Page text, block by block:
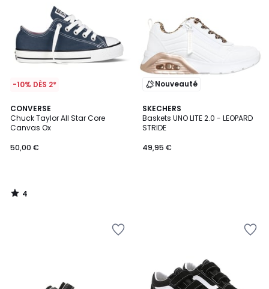
-10% DÈS 2*
CONVERSE
Chuck Taylor All Star Core
Canvas Ox
50,00 €
4
/
5
4
/
Nouveauté
SKECHERS
Baskets UNO LITE 2.0 - LEOPARD
STRIDE
49,95 €